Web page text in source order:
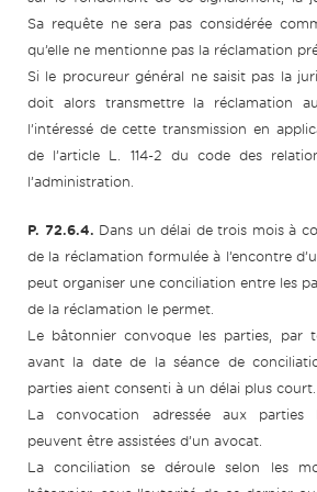
Sa requête ne sera pas considérée
qu’elle ne mentionne pas la réclamation
Si le procureur général ne saisit pas la
doit alors transmettre la réclamation
l’intéressé de cette transmission en
de l’article L. 114-2 du code des
l’administration.
P. 72.6.4. Dans un délai de trois mois à
de la réclamation formulée à l’encontre
peut organiser une conciliation entre les
de la réclamation le permet.
Le bâtonnier convoque les parties, par
avant la date de la séance de
parties aient consenti à un délai plus court.
La convocation adressée aux parties
peuvent être assistées d’un avocat.
La conciliation se déroule selon les